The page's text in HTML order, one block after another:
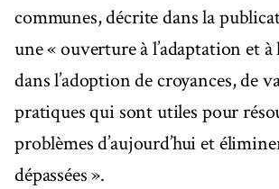
communes, décrite dans la
une « ouverture à l’adaptation et
dans l’adoption de croyances, de
pratiques qui sont utiles pour
problèmes d’aujourd’hui et
dépassées ».